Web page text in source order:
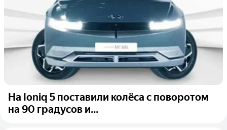
На Ioniq 5 поставили колёса с поворотом
на 90 градусов и...